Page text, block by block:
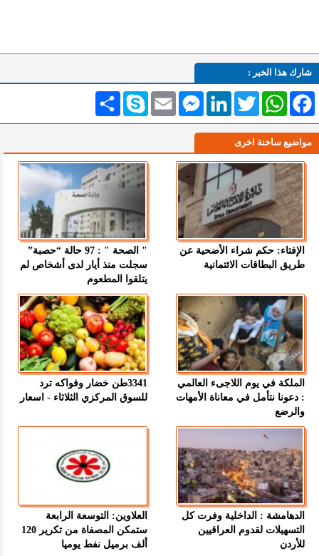
شارك هذا الخبر :
انشر Skype Email
MessengerLinkedInTwitterWhatsAppFacebook
مواضيع ساخنة اخرى
الإفتاء: حكم شراء الأضحية عن
طريق البطاقات الائتمانية
" الصحة " : 97 حالة “حصبة”
سجلت منذ أيار لدى أشخاص لم
يتلقوا المطعوم
الملكة في يوم اللاجىء العالمي
: دعونا نتأمل في معاناة الأمهات
والرضع
3341طن خضار وفواكه ترد
للسوق المركزي الثلاثاء - اسعار
الدهامشة : الداخلية وفرت كل
التسهيلات لقدوم العراقيين
للأردن
العلاوين: التوسعة الرابعة
ستمكن المصفاة من تكرير 120
ألف برميل نفط يوميا